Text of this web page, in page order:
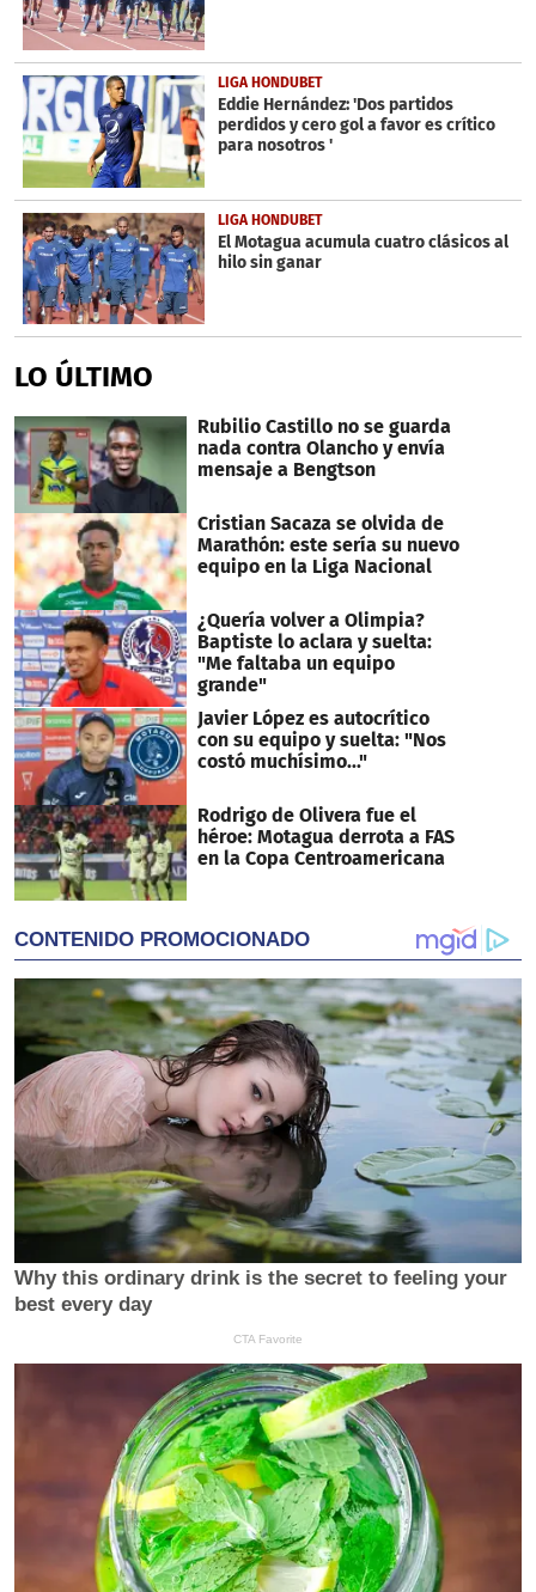
LIGA HONDUBET
Eddie Hernández: 'Dos partidos
perdidos y cero gol a favor es crítico
para nosotros '
LIGA HONDUBET
El Motagua acumula cuatro clásicos al
hilo sin ganar
LO ÚLTIMO
Rubilio Castillo no se guarda
nada contra Olancho y envía
mensaje a Bengtson
Cristian Sacaza se olvida de
Marathón: este sería su nuevo
equipo en la Liga Nacional
¿Quería volver a Olimpia?
Baptiste lo aclara y suelta:
"Me faltaba un equipo
grande"
Javier López es autocrítico
con su equipo y suelta: "Nos
costó muchísimo..."
Rodrigo de Olivera fue el
héroe: Motagua derrota a FAS
en la Copa Centroamericana